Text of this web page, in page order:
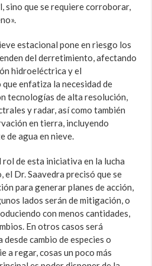
sino que se requiere corroborar,
estacional pone en riesgo los
del derretimiento, afectando
hidroeléctrica y el
enfatiza la necesidad de
tecnologías de alta resolución,
y radar, así como también
en tierra, incluyendo
de agua en nieve.
de esta iniciativa en la lucha
Dr. Saavedra precisó que se
para generar planes de acción,
lados serán de mitigación, o
con menos cantidades,
En otros casos será
cambio de especies o
a regar, cosas un poco más